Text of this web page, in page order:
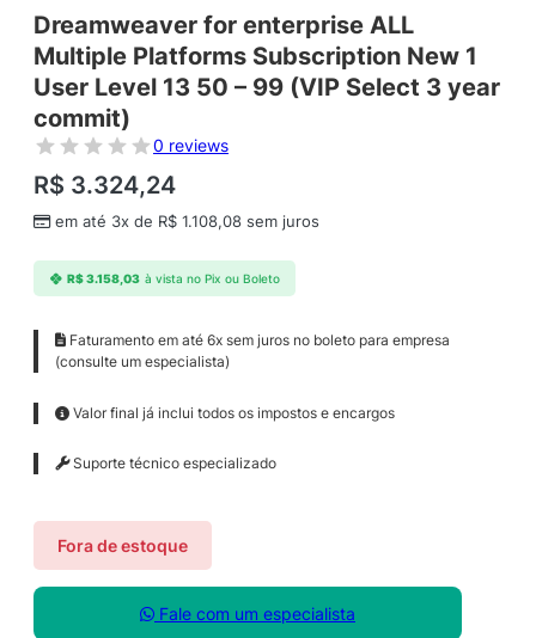
Dreamweaver for enterprise ALL
Multiple Platforms Subscription New 1
User Level 13 50 – 99 (VIP Select 3 year
commit)
0 reviews
R$ 3.324,24
em até 3x de R$ 1.108,08 sem juros
R$3.158,03 à vista no Pix ou Boleto
Faturamento em até 6x sem juros no boleto para empresa
(consulte um especialista)
Valor final já inclui todos os impostos e encargos
Suporte técnico especializado
Fora de estoque
Fale com um especialista